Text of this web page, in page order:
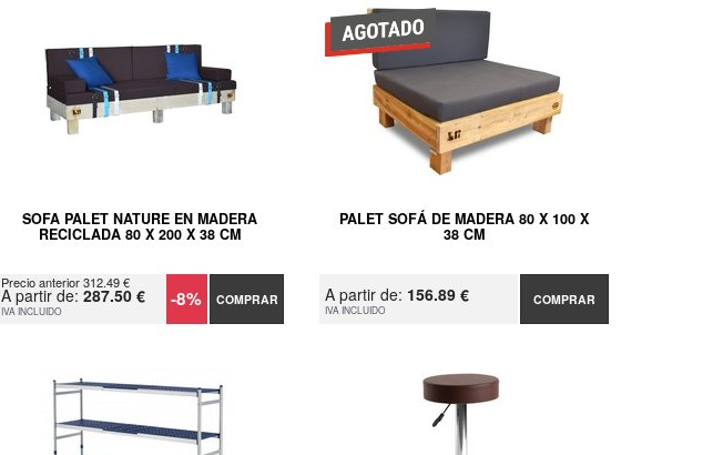
SOFA PALET NATURE EN MADERA
RECICLADA 80 X 200 X 38 CM
Precio anterior 312.49 €
A partir de: 287.50 €
IVA INCLUIDO -8% COMPRAR
PALET SOFÁ DE MADERA 80 X 100 X
38 CM
A partir de: 156.89 €
IVA INCLUIDO
COMPRAR